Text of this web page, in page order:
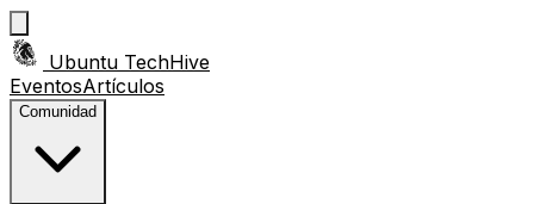
Ubuntu TechHive
EventosArtículos
Comunidad